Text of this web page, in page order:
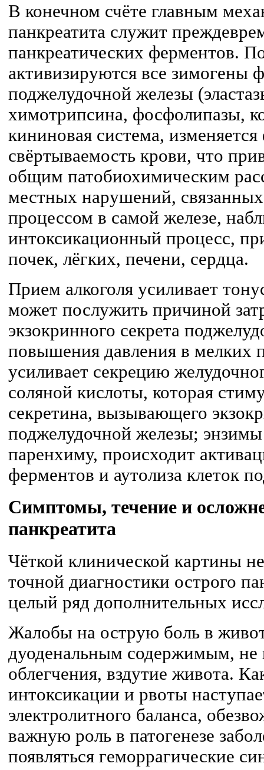
В конечном счёте главным
панкреатита служит
панкреатических ферментов.
активизируются все зимогены
поджелудочной железы
химотрипсина, фосфолипазы,
кининовая система,
свёртываемость крови, что
общим патобиохимическим
местных нарушений,
процессом в самой железе,
интоксикационный процесс,
почек, лёгких, печени, сердца.
Прием алкоголя усиливает
может послужить причиной
экзокринного секрета
повышения давления в мелких
усиливает секрецию
соляной кислоты, которая
секретина, вызывающего
поджелудочной железы;
паренхиму, происходит
ферментов и аутолиза клеток
Симптомы, течение и
панкреатита
Чёткой клинической картины
точной диагностики острого
целый ряд дополнительных
Жалобы на острую боль в
дуоденальным содержимым,
облегчения, вздутие живота.
интоксикации и рвоты
электролитного баланса,
важную роль в патогенезе
появляться геморрагические